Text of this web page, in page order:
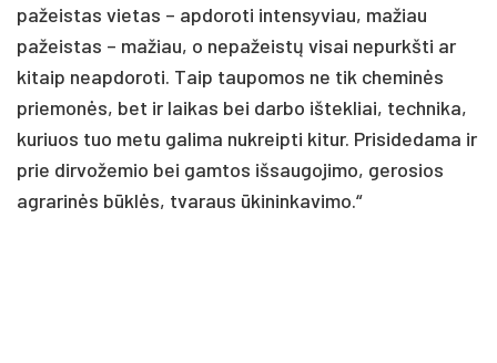
pažeistas vietas – apdoroti intensyviau, mažiau
pažeistas – mažiau, o nepažeistų visai nepurkšti ar
kitaip neapdoroti. Taip taupomos ne tik cheminės
priemonės, bet ir laikas bei darbo ištekliai, technika,
kuriuos tuo metu galima nukreipti kitur. Prisidedama ir
prie dirvožemio bei gamtos išsaugojimo, gerosios
agrarinės būklės, tvaraus ūkininkavimo.“